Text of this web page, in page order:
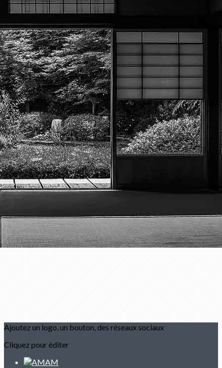
Exporter les lignes sélectionnées
Exporter uniquement les colonnes affichées
Menu
?>
Images de la page d'accueil
Cliquez pour éditer
Texte, bouton et/ou inscription à la newsletter
Cliquez pour éditer
Académie Menneçoise d'Arts
Martiaux
Je m'abonne à la newsletter
Ajoutez un logo, un bouton, des réseaux sociaux
Cliquez pour éditer